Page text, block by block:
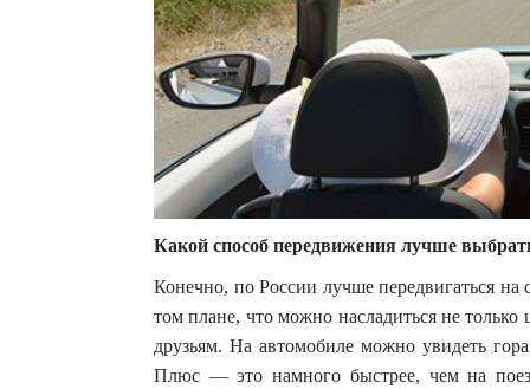
Какой способ передвижения лучше
Конечно, по России лучше передвигаться
том плане, что можно насладиться не
друзьям. На автомобиле можно увидеть
Плюс — это намного быстрее, чем на